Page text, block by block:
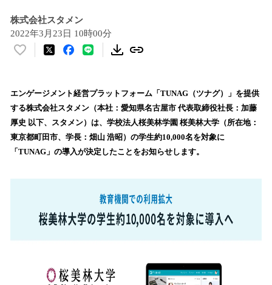
株式会社スタメン
2022年3月23日 10時00分
い
！
数
を
読
込
エンゲージメント経営プラットフォーム「TUNAG（ツナグ）」を提供
する株式会社スタメン（本社：愛知県名古屋市 代表取締役社長：加藤
厚史 以下、スタメン）は、学校法人桜美林学園 桜美林大学（所在地：
東京都町田市、学長：畑山 浩昭）の学生約10,000名を対象に
「TUNAG」の導入が決定したことをお知らせします。